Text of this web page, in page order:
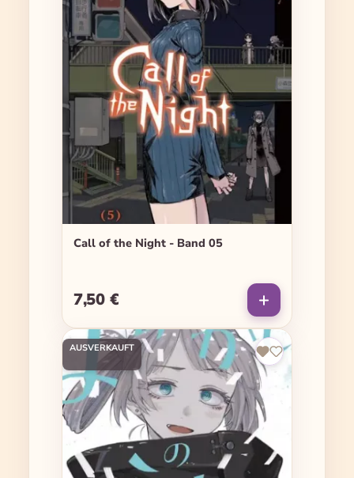
Call of the Night - Band 05
Regulärer Preis:
7,50 €
AUSVERKAUFT